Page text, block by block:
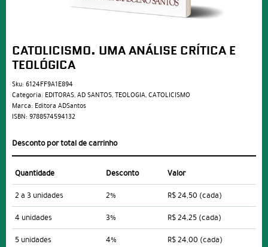
CATOLICISMO. UMA ANÁLISE CRÍTICA E
TEOLÓGICA
Sku: 6124FF9A1E894
Categoria: EDITORAS,AD SANTOS,TEOLOGIA,CATOLICISMO
Marca: Editora ADSantos
ISBN: 9788574594132
Desconto por total de carrinho
Quantidade Desconto
Valor
2 a 3 unidades
2% R$ 24,50 (cada)
4 unidades
3% R$ 24,25 (cada)
5 unidades
4% R$ 24,00 (cada)